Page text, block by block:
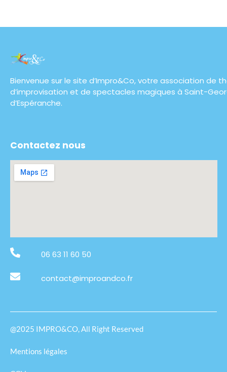
Bienvenue sur le site d’Impro&Co, votre association de
d’improvisation et de spectacles magiques à Saint-
d’Espéranche.
Contactez nous
06 63 11 60 50
contact@improandco.fr
@2025 IMPRO&CO, All Right Reserved
Mentions légales